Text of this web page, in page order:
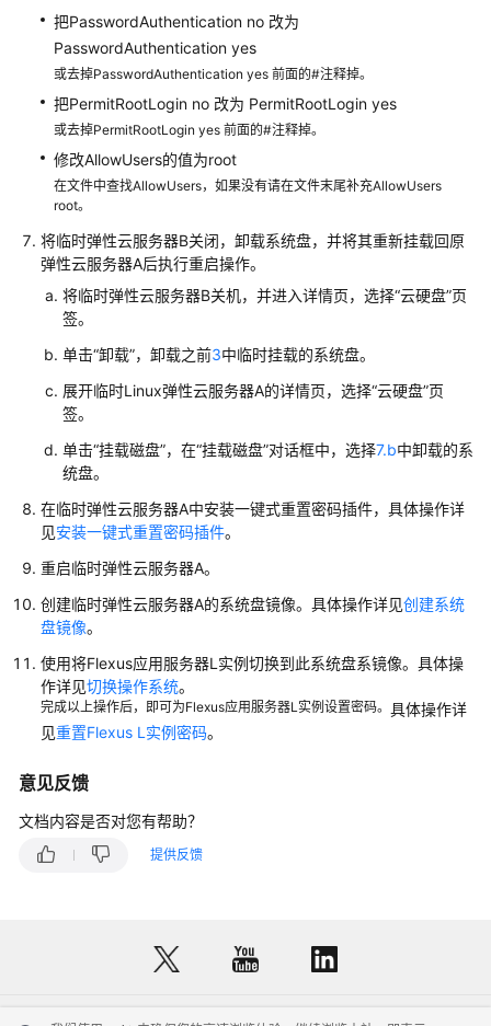
把PasswordAuthentication no 改为
PasswordAuthentication yes
或去掉PasswordAuthentication yes 前面的#注释掉。
把PermitRootLogin no 改为 PermitRootLogin yes
或去掉PermitRootLogin yes 前面的#注释掉。
修改AllowUsers的值为root
在文件中查找AllowUsers，如果没有请在文件末尾补充AllowUsers
root。
将临时弹性云服务器B关闭，卸载系统盘，并将其重新挂载回原
弹性云服务器A后执行重启操作。
将临时弹性云服务器B关机，并进入详情页，选择“云硬盘”页
签。
单击“卸载”，卸载之前3中临时挂载的系统盘。
展开临时Linux弹性云服务器A的详情页，选择“云硬盘”页
签。
单击“挂载磁盘”，在“挂载磁盘”对话框中，选择7.b中卸载的系
统盘。
在临时弹性云服务器A中安装一键式重置密码插件，具体操作详
见安装一键式重置密码插件。
重启临时弹性云服务器A。
创建临时弹性云服务器A的系统盘镜像。具体操作详见创建系统
盘镜像。
使用将Flexus应用服务器L实例切换到此系统盘系镜像。具体操
作详见切换操作系统。
完成以上操作后，即可为Flexus应用服务器L实例设置密码。 具体操作详
见重置Flexus L实例密码。
意见反馈
文档内容是否对您有帮助？
提供反馈